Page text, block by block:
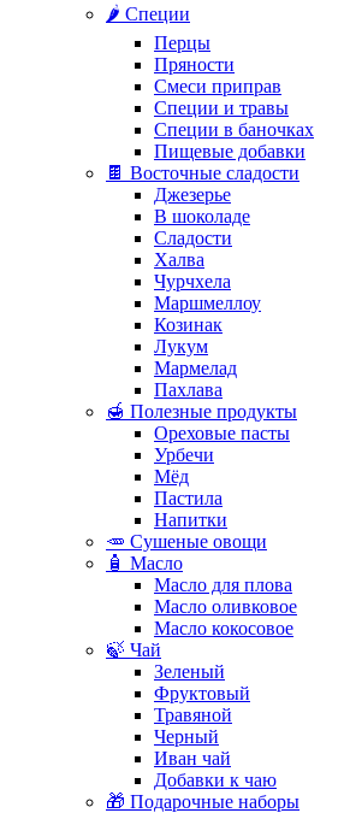
🌶️ Специи
Перцы
Пряности
Смеси приправ
Специи и травы
Специи в баночках
Пищевые добавки
🍫 Восточные сладости
Джезерье
В шоколаде
Сладости
Халва
Чурчхела
Маршмеллоу
Козинак
Лукум
Мармелад
Пахлава
🍯 Полезные продукты
Ореховые пасты
Урбечи
Мёд
Пастила
Напитки
🥕 Сушеные овощи
🧴 Масло
Масло для плова
Масло оливковое
Масло кокосовое
🍃 Чай
Зеленый
Фруктовый
Травяной
Черный
Иван чай
Добавки к чаю
🎁 Подарочные наборы